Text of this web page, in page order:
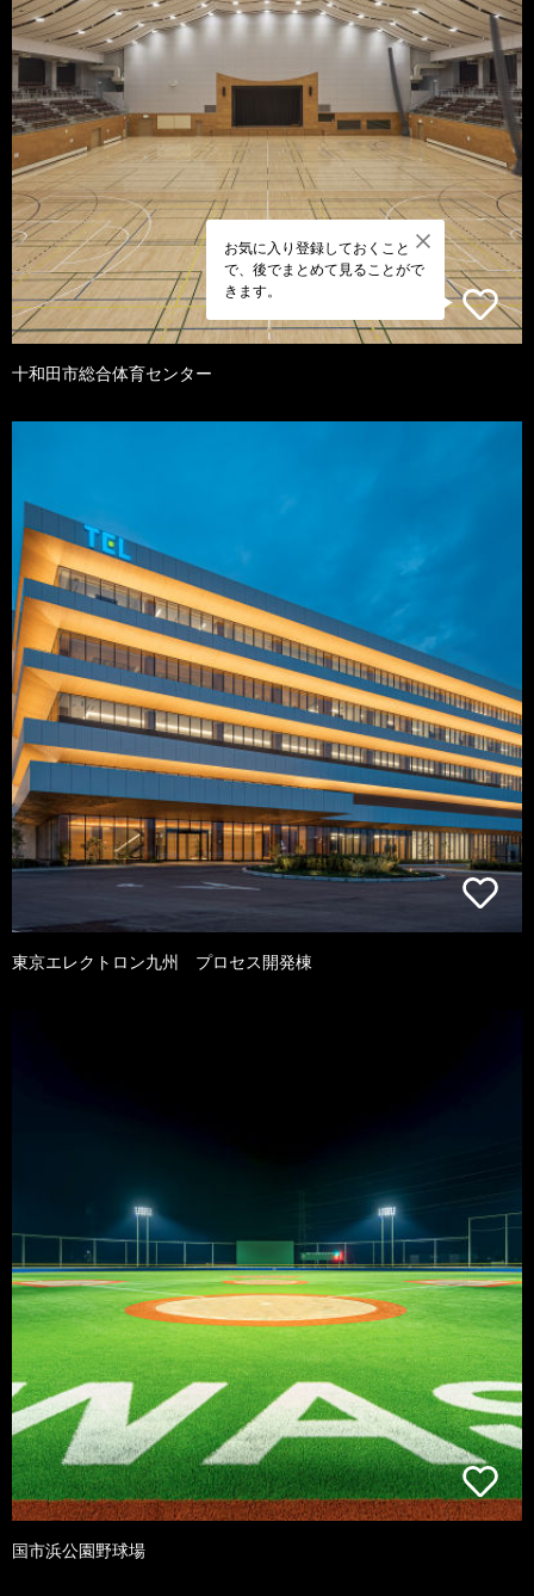
お気に入り登録しておくこと
で、後でまとめて見ることがで
きます。
十和田市総合体育センター
東京エレクトロン九州 プロセス開発棟
国市浜公園野球場